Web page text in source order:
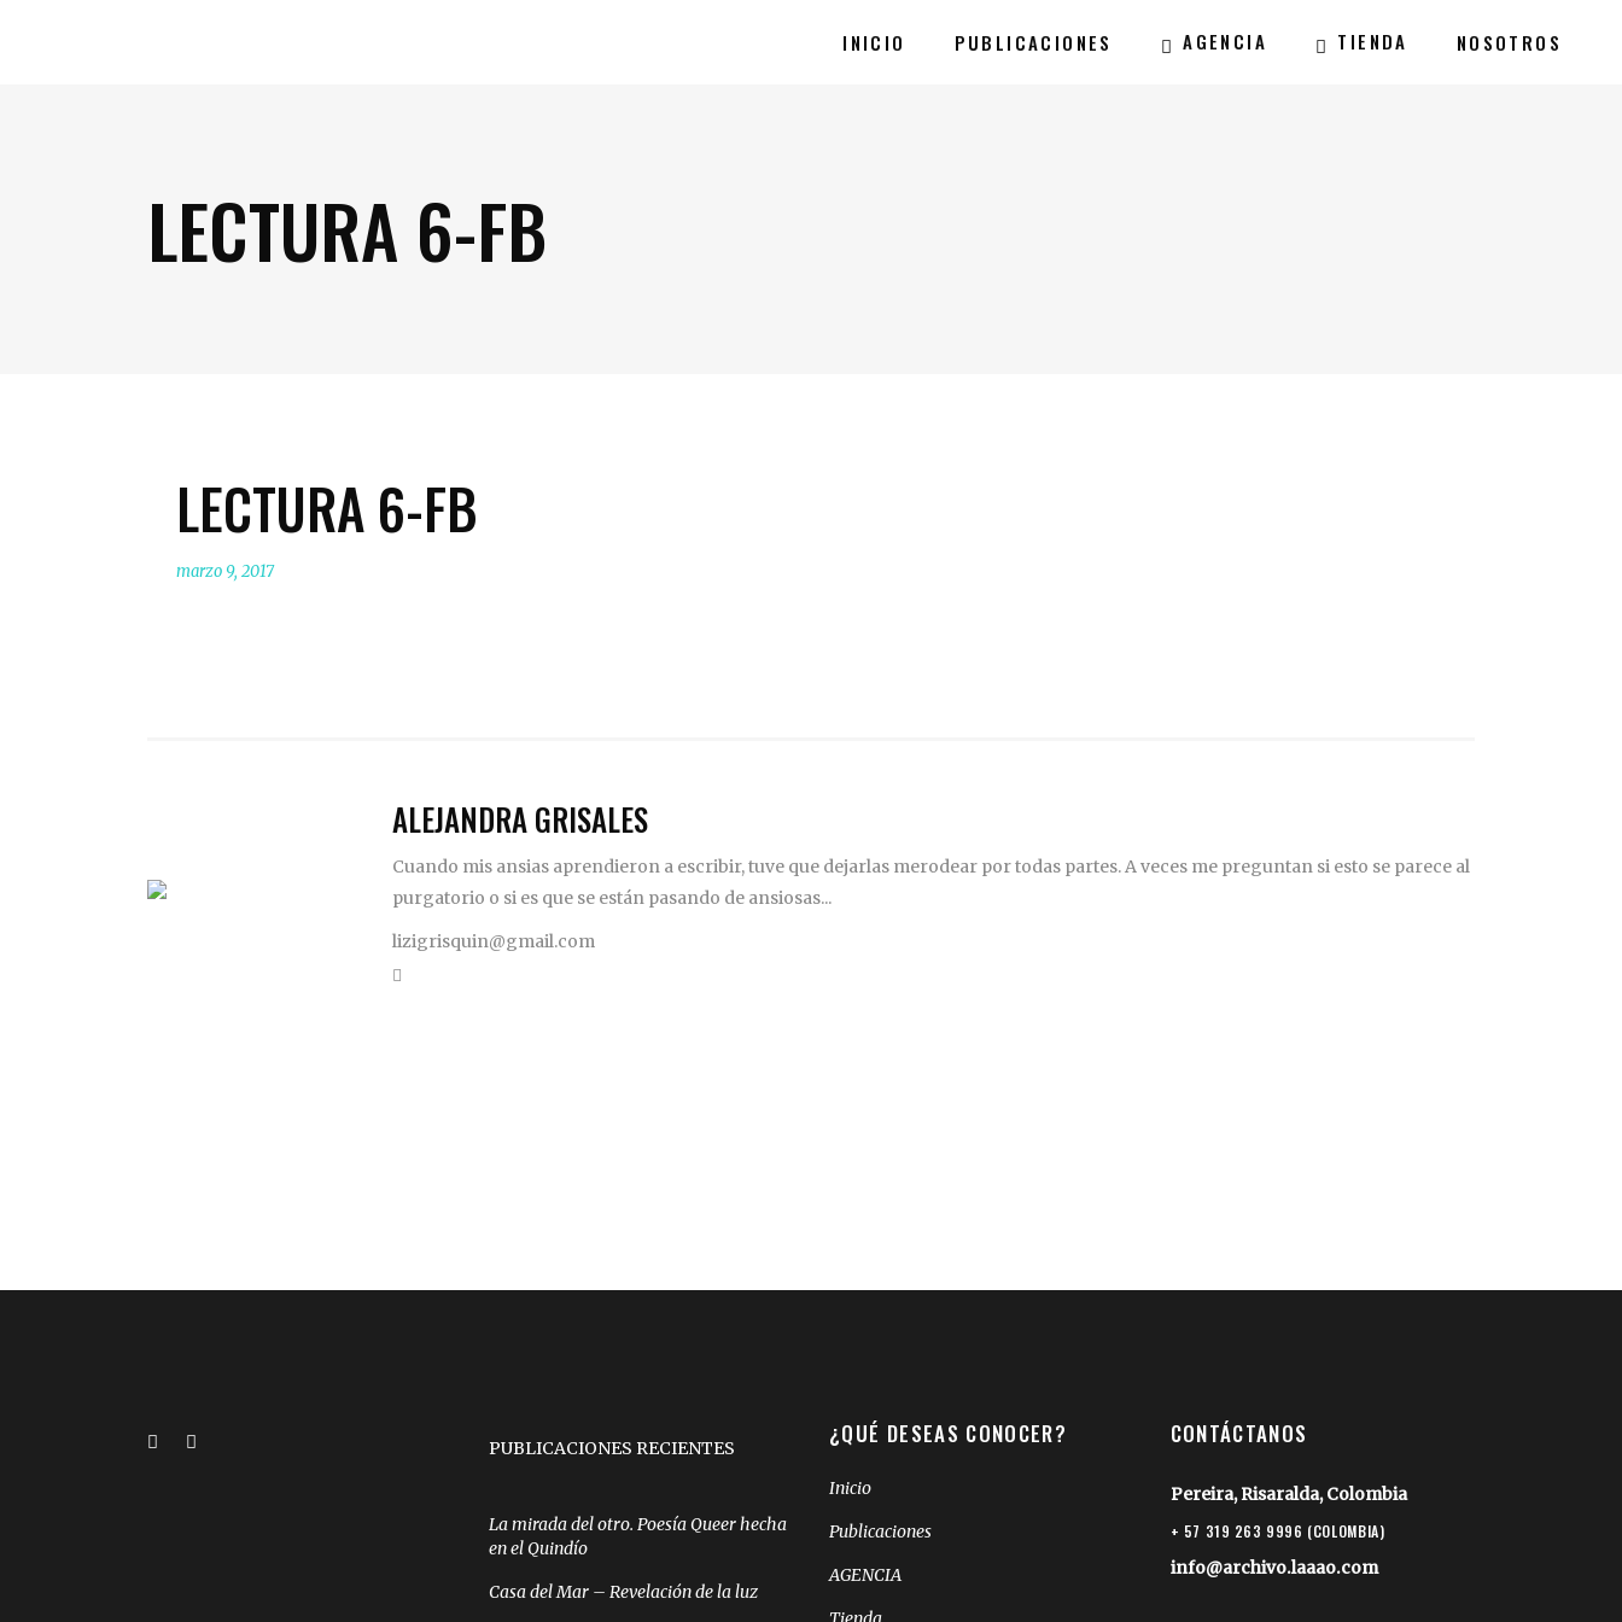
INICIO PUBLICACIONES AGENCIA TIENDA NOSOTROS
LECTURA 6-FB
LECTURA 6-FB
marzo 9, 2017
ALEJANDRA GRISALES
Cuando mis ansias aprendieron a escribir, tuve que dejarlas merodear por todas partes. A veces me preguntan si esto se parece al
purgatorio o si es que se están pasando de ansiosas...
lizigrisquin@gmail.com
PUBLICACIONES RECIENTES
La mirada del otro. Poesía Queer hecha
en el Quindío
Casa del Mar – Revelación de la luz
¿QUÉ DESEAS CONOCER?
Inicio
Publicaciones
AGENCIA
CONTÁCTANOS
Pereira, Risaralda, Colombia
+ 57 319 263 9996 (COLOMBIA)
info@archivo.laaao.com